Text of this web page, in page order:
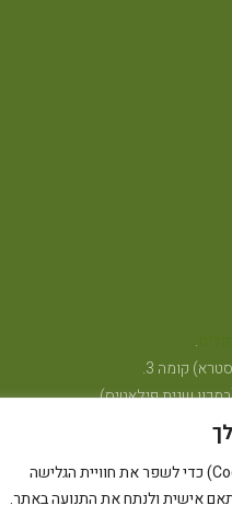
אנחנו משתמשים בעוגיות (Cookies) כדי לשפר את חוויית הגלישה
אישית ולנתח את התנועה באתר.
קומה 3.
שגית פילאטיס)